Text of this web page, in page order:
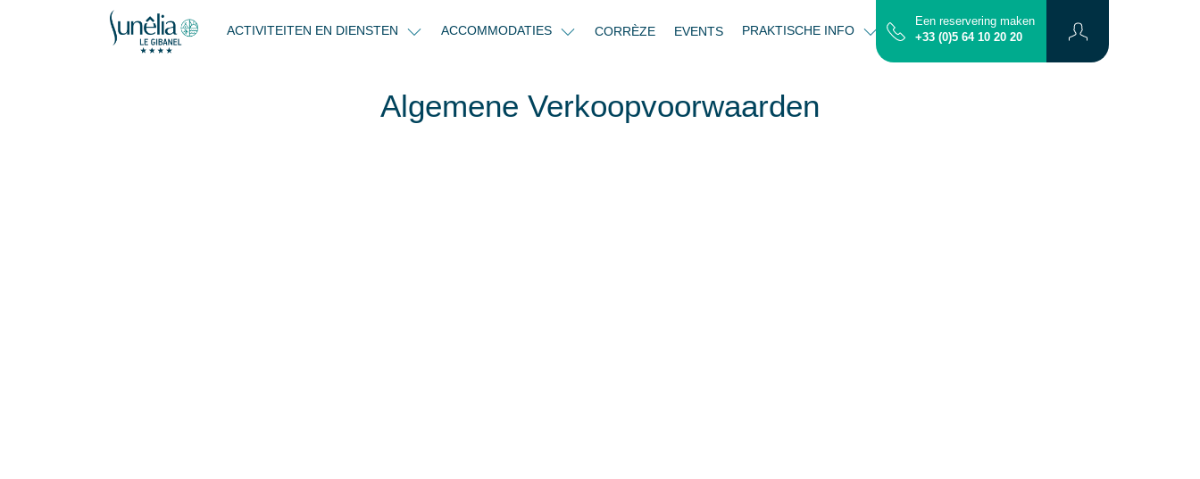
ACTIVITEITEN EN DIENSTEN ACCOMMODATIES CORRÈZE EVENTS PRAKTISCHE INFO CONTACT PLATTEGROND
Een reservering maken
+33 (0)5 64 10 20 20
Algemene Verkoopvoorwaarden